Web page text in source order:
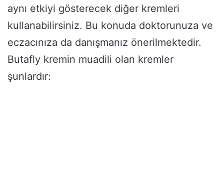
aynı etkiyi gösterecek diğer kremleri
kullanabilirsiniz. Bu konuda doktorunuza ve
eczacınıza da danışmanız önerilmektedir.
Butafly kremin muadili olan kremler
şunlardır: